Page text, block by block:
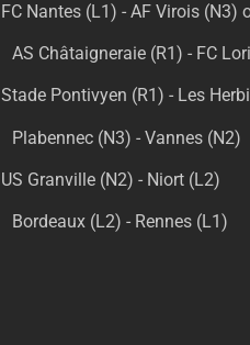
FC Nantes (L1) - AF Virois (N3)
AS Châtaigneraie (R1) - FC
Stade Pontivyen (R1) - Les
Plabennec (N3) - Vannes (N2)
US Granville (N2) - Niort (L2)
Bordeaux (L2) - Rennes (L1)